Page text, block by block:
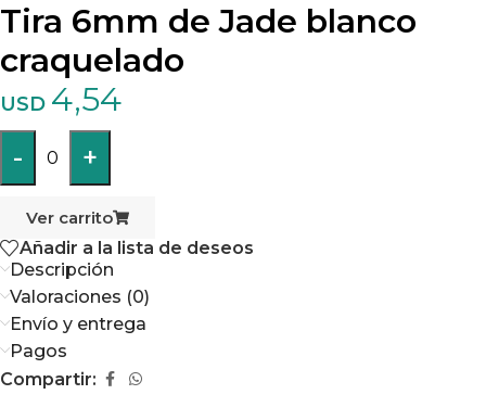
Tira 6mm de Jade blanco
craquelado
USD 4,54
- 0 +
Ver carrito
Añadir a la lista de deseos
Descripción
Valoraciones (0)
Envío y entrega
Pagos
Compartir: